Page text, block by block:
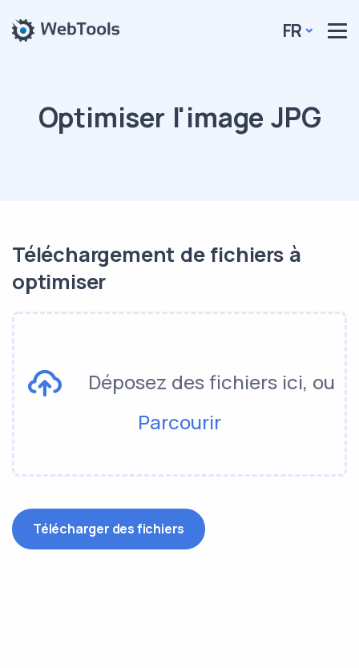
FR
Optimiser l'image JPG
Téléchargement de fichiers à
optimiser
Déposez des fichiers ici, ou
Parcourir